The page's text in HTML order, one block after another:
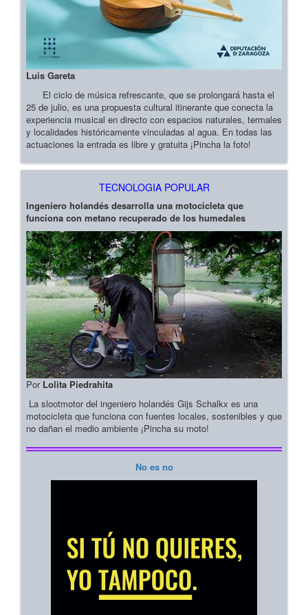
Luis Gareta
El ciclo de música refrescante, que se prolongará hasta el
25 de julio, es una propuesta cultural itinerante que conecta la
experiencia musical en directo con espacios naturales, termales
y localidades históricamente vinculadas al agua. En todas las
actuaciones la entrada es libre y gratuita ¡Pincha la foto!
TECNOLOGIA POPULAR
Ingeniero holandés desarrolla una motocicleta que
funciona con metano recuperado de los humedales
Por Lolita Piedrahita
La slootmotor del ingeniero holandés Gijs Schalkx es una
motocicleta que funciona con fuentes locales, sostenibles y que
no dañan el medio ambiente ¡Pincha su moto!
No es no